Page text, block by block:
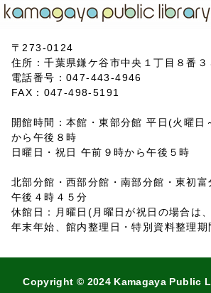
〒273-0124
住所：千葉県鎌ケ谷市中央１丁目８番３
電話番号：047-443-4946
FAX：047-498-5191
開館時間：本館・東部分館 平日(火曜日
から午後８時
日曜日・祝日 午前９時から午後５時
北部分館・西部分館・南部分館・東初富
午後４時４５分
休館日：月曜日(月曜日が祝日の場合は
年末年始、館内整理日・特別資料整理期
Copyright © 2024 Kamagaya Public